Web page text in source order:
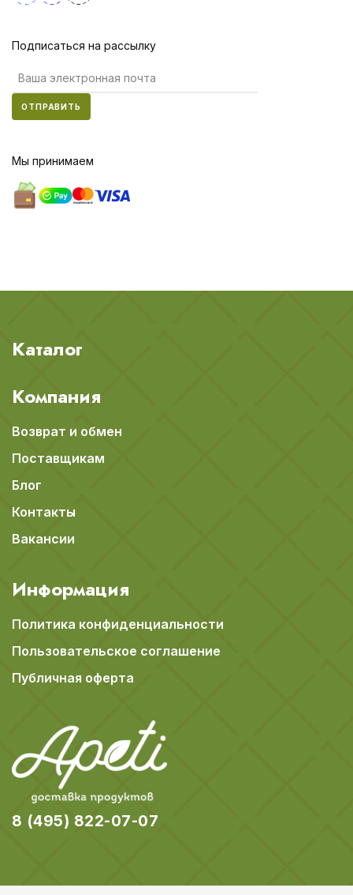
Подписаться на рассылку
ОТПРАВИТЬ
Мы принимаем
Каталог
Компания
Возврат и обмен
Поставщикам
Блог
Контакты
Вакансии
Информация
Политика конфиденциальности
Пользовательское соглашение
Публичная оферта
8 (495) 822-07-07